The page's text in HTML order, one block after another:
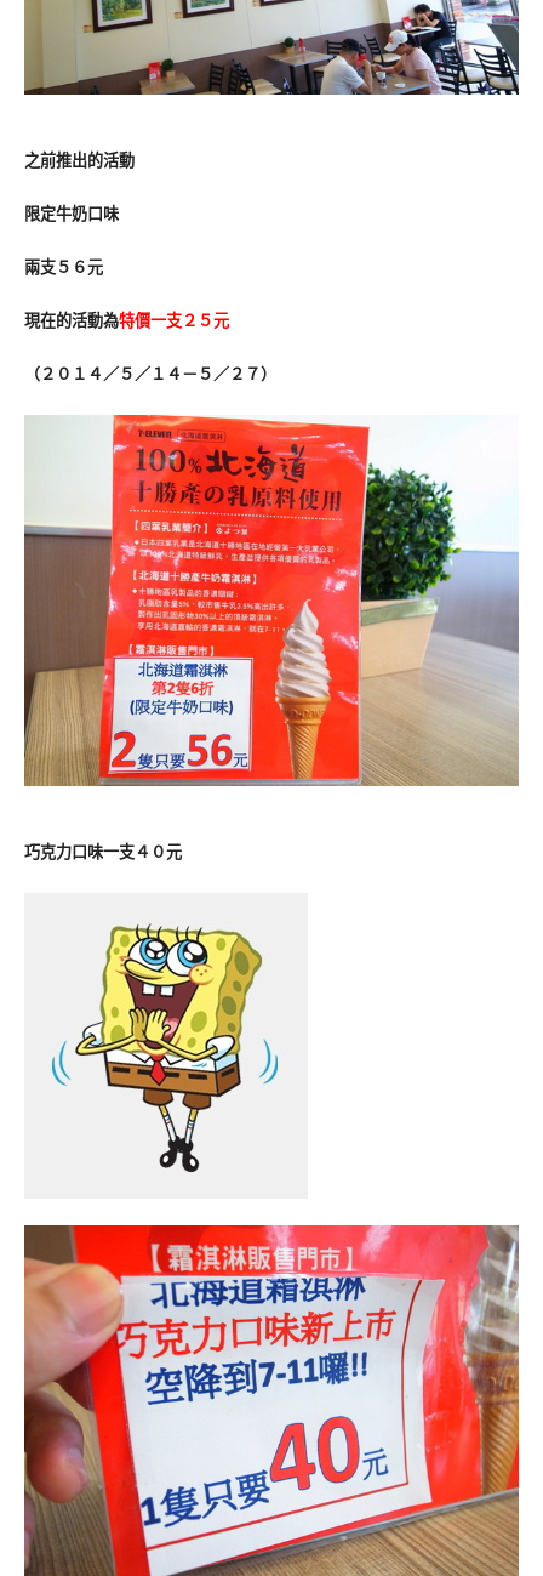
之前推出的活動
限定牛奶口味
兩支５６元
現在的活動為特價一支２５元
（２０１４／５／１４－５／２７）
巧克力口味一支４０元